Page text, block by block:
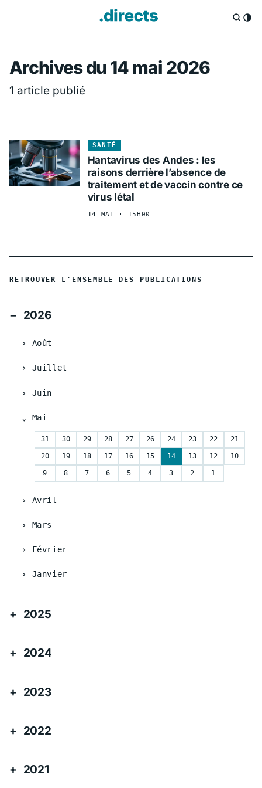
Directs.fr —
Archives du 14 mai 2026
1 article publié
SANTÉ
Hantavirus des Andes : les
raisons derrière l’absence de
traitement et de vaccin contre ce
virus létal
14 MAI · 15H00
RETROUVER L'ENSEMBLE DES PUBLICATIONS
2026
Août
Juillet
Juin
Mai
31 30 29 28 27 26 24 23 22 21
20 19 18 17 16 15 14 13 12 10
9 8 7 6 5 4 3 2 1
Avril
Mars
Février
Janvier
2025
2024
2023
2022
2021